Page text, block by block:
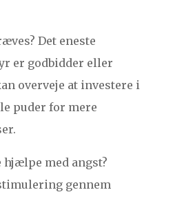
Det eneste
er godbidder eller
overveje at investere i
puder for mere
med angst?
gennem